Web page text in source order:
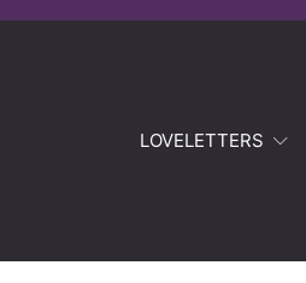
LOVELETTERS